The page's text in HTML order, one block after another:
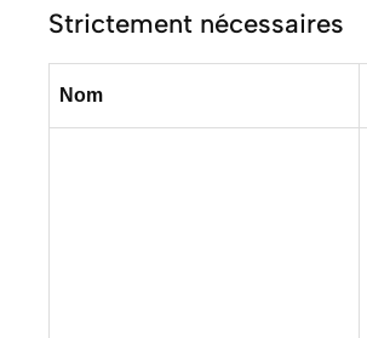
Strictement nécessaires
Nom